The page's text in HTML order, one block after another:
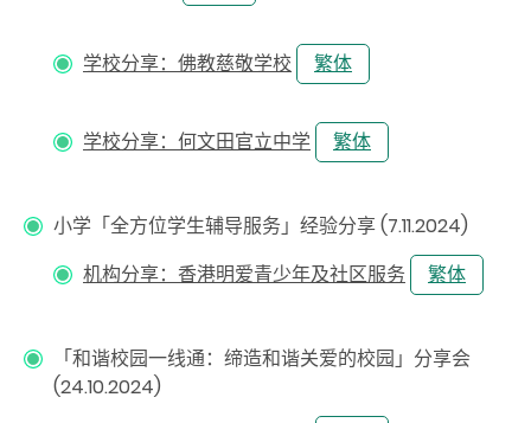
学校分享：佛教慈敬学校 繁体
学校分享：何文田官立中学 繁体
小学「全方位学生辅导服务」经验分享 (7.11.2024)
机构分享：香港明爱青少年及社区服务
繁体
「和谐校园一线通：缔造和谐关爱的校园」分享会
(24.10.2024)